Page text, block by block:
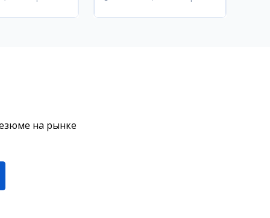
на рынке